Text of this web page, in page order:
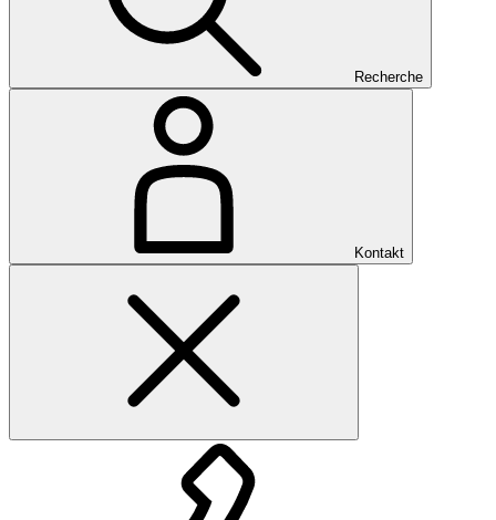
Recherche
Kontakt